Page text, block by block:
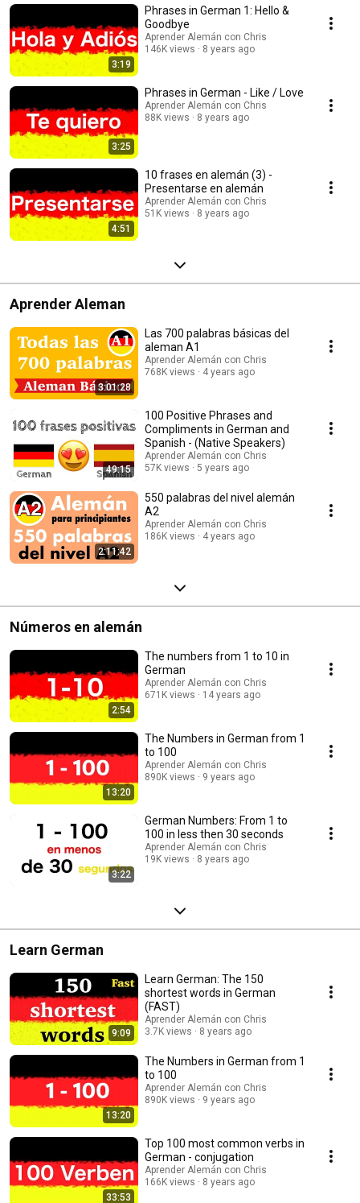
3:19
Phrases in German 1: Hello &
Goodbye
Aprender Alemán con Chris
146K views
8 years ago
3:25
Phrases in German - Like / Love
Aprender Alemán con Chris
88K views
8 years ago
4:51
10 frases en alemán (3) -
Presentarse en alemán
Aprender Alemán con Chris
51K views
8 years ago
Aprender Aleman
3:01:28
Las 700 palabras básicas del
aleman A1
Aprender Alemán con Chris
768K views
4 years ago
49:15
100 Positive Phrases and
Compliments in German and
Spanish - (Native Speakers)
Aprender Alemán con Chris
57K views
5 years ago
2:11:42
550 palabras del nivel alemán
A2
Aprender Alemán con Chris
186K views
4 years ago
Números en alemán
2:54
The numbers from 1 to 10 in
German
Aprender Alemán con Chris
671K views
14 years ago
13:20
The Numbers in German from 1
to 100
Aprender Alemán con Chris
890K views
9 years ago
3:22
German Numbers: From 1 to
100 in less then 30 seconds
Aprender Alemán con Chris
19K views
8 years ago
Learn German
9:09
Learn German: The 150
shortest words in German
(FAST)
Aprender Alemán con Chris
3.7K views
8 years ago
13:20
The Numbers in German from 1
to 100
Aprender Alemán con Chris
890K views
9 years ago
33:53
Top 100 most common verbs in
German - conjugation
Aprender Alemán con Chris
166K views
8 years ago